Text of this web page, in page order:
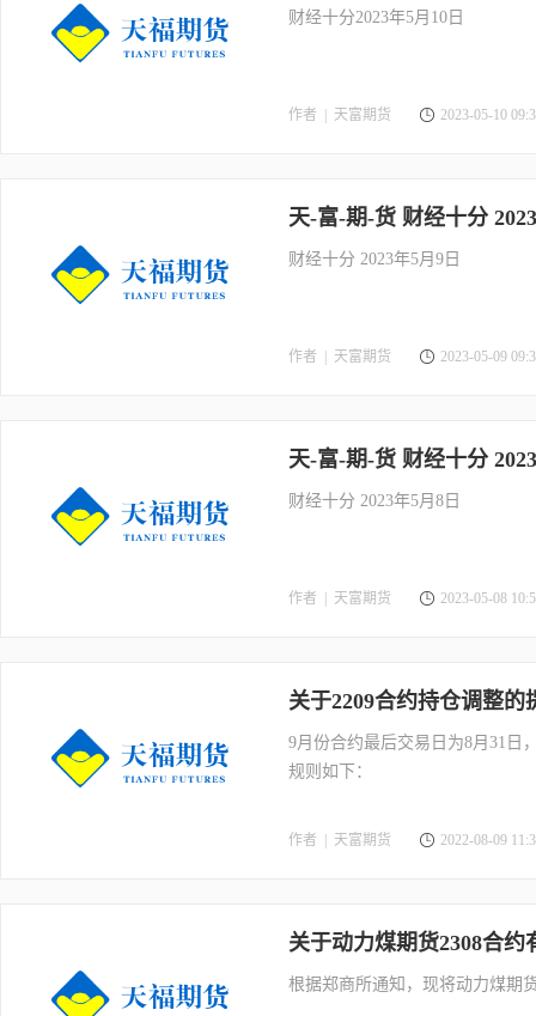
财经十分2023年5月10日
作者 | 天富期货 2023-05-10
天-富-期-货 财经十分
财经十分 2023年5月9日
作者 | 天富期货 2023-05-09
天-富-期-货 财经十分
财经十分 2023年5月8日
作者 | 天富期货 2023-05-08
关于2209合约持仓调整的
9月份合约最后交易日为8月31日
规则如下：
作者 | 天富期货 2022-08-09
关于动力煤期货2308合约
根据郑商所通知，现将动力煤期